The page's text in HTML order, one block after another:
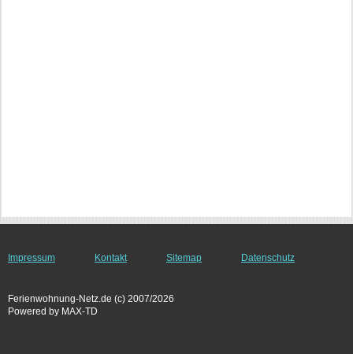
Impressum Kontakt Sitemap Datenschutz
Ferienwohnung-Netz.de (c) 2007/2026
Powered by MAX-TD